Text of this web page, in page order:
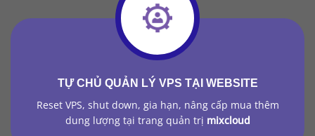
TỰ CHỦ QUẢN LÝ VPS TẠI WEBSITE
Reset VPS, shut down, gia hạn, nâng cấp mua thêm
dung lượng tại trang quản trị mixcloud